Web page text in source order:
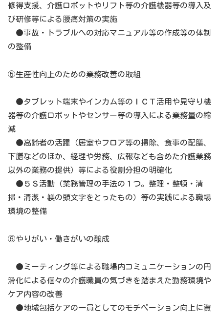
修得支援、介護ロボットやリフト等の介護機器等の導入及
び研修等による腰痛対策の実施
●事故・トラブルへの対応マニュアル等の作成等の体制
の整備
⑤生産性向上のための業務改善の取組
●タブレット端末やインカム等のＩＣＴ活用や見守り機
器等の介護ロボットやセンサー等の導入による業務量の縮
減
●高齢者の活躍（居室やフロア等の掃除、食事の配膳、
下膳などのほか、経理や労務、広報なども含めた介護業務
以外の業務の提供）等による役割分担の明確化
●５Ｓ活動（業務管理の手法の１つ。整理・整頓・清
掃・清潔・躾の頭文字をとったもの）等の実践による職場
環境の整備
⑥やりがい・働きがいの醸成
●ミーティング等による職場内コミュニケーションの円
滑化による個々の介護職員の気づきを踏まえた勤務環境や
ケア内容の改善
●地域包括ケアの一員としてのモチベーション向上に資